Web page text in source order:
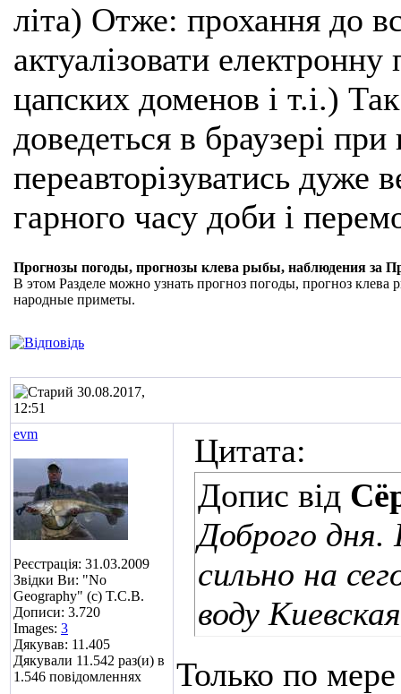
літа) Отже: прохання до
актуалізовати
цапских доменов і т.і.)
доведеться в браузері
переавторізуватись
гарного часу доби і
Прогнозы погоды, прогнозы клева рыбы, наблюдения за
В этом Разделе можно узнать прогноз погоды, прогноз
народные приметы.
30.08.2017,
12:51
evm
Реєстрація: 31.03.2009
Звідки Ви: "No
Geography" (c) T.C.B.
Дописи: 3.720
Images: 3
Дякував: 11.405
Дякували 11.542 раз(и) в
1.546 повідомленнях
Цитата:
Допис від
Доброго
сильно на
воду
Только по